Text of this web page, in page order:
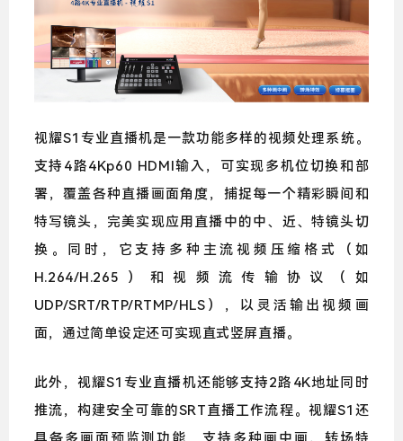
视耀S1专业直播机是一款功能多样的视频处理系统。
支持4路4Kp60 HDMI输入，可实现多机位切换和部
署，覆盖各种直播画面角度，捕捉每一个精彩瞬间和
特写镜头，完美实现应用直播中的中、近、特镜头切
换。同时，它支持多种主流视频压缩格式（如
H.264/H.265）和视频流传输协议（如
UDP/SRT/RTP/RTMP/HLS），以灵活输出视频画
面，通过简单设定还可实现直式竖屏直播。
此外，视耀S1专业直播机还能够支持2路4K地址同时
推流，构建安全可靠的SRT直播工作流程。 视耀S1还